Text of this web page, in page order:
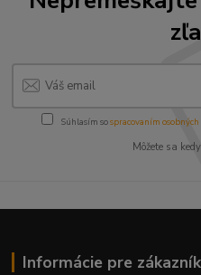
Súhlasím sospracovaním
Môžete sa
Informácie pre